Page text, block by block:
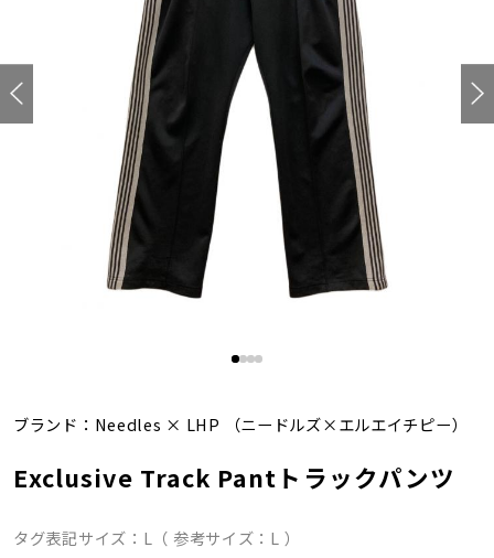
ブランド： Needles × LHP （ニードルズ×エルエイチピー）
Exclusive Track Pantトラックパンツ
タグ表記サイズ：L（ 参考サイズ：L ）